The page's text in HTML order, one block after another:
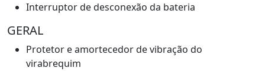
Interruptor de desconexão da bateria
GERAL
Protetor e amortecedor de vibração do
virabrequim